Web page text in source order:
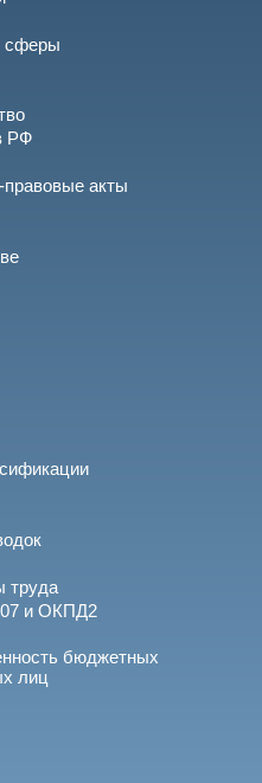
сферы
РФ
акты
труда
и ОКПД2
бюджетных
лиц